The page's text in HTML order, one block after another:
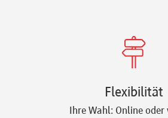
Flexibilität
Ihre Wahl: Online oder